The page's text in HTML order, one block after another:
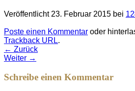
Veröffentlicht 23. Februar 2015 bei
Poste einen Kommentar oder
Trackback URL.
← Zurück
Weiter →
Schreibe einen Kommentar